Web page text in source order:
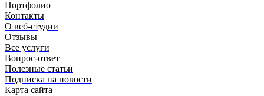
Портфолио
Контакты
О веб-студии
Отзывы
Все услуги
Вопрос-ответ
Полезные статьи
Подписка на новости
Карта сайта
Фото📎😊